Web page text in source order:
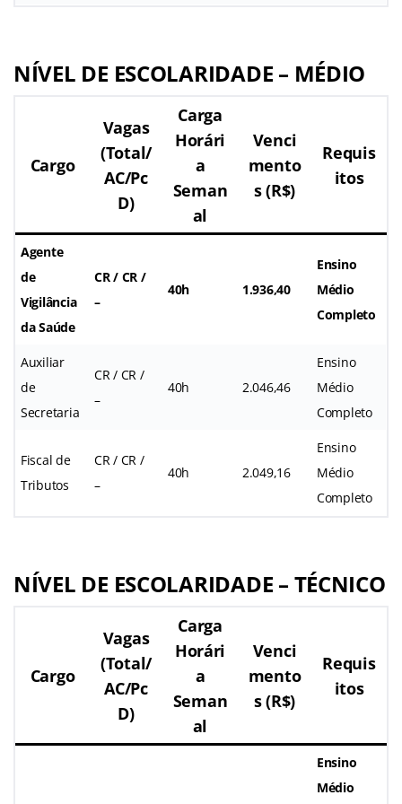
NÍVEL DE ESCOLARIDADE – MÉDIO
Cargo
Vagas
(Total/
AC/Pc
D)
Carga
Horári
a
Seman
al
Venci
mento
s (R$)
Requis
itos
Agente
de
Vigilância
da Saúde
CR / CR /
–
40h 1.936,40
Ensino
Médio
Completo
Auxiliar
de
Secretaria
CR / CR /
–
40h 2.046,46
Ensino
Médio
Completo
Fiscal de
Tributos
CR / CR /
–
40h 2.049,16
Ensino
Médio
Completo
NÍVEL DE ESCOLARIDADE – TÉCNICO
Cargo
Vagas
(Total/
AC/Pc
D)
Carga
Horári
a
Seman
al
Venci
mento
s (R$)
Requis
itos
Ensino
Médio